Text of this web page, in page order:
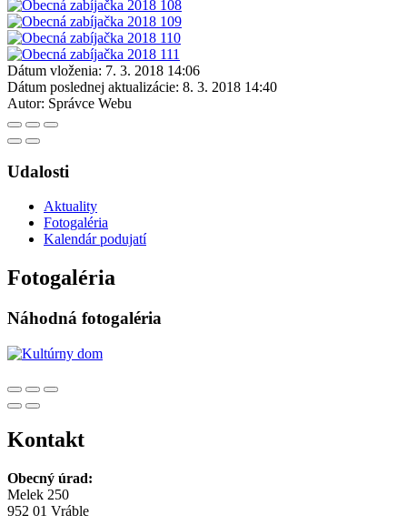
Dátum vloženia: 7. 3. 2018 14:06
Dátum poslednej aktualizácie: 8. 3. 2018 14:40
Autor: Správce Webu
Udalosti
Aktuality
Fotogaléria
Kalendár podujatí
Fotogaléria
Náhodná fotogaléria
Kontakt
Obecný úrad:
Melek 250
952 01 Vráble